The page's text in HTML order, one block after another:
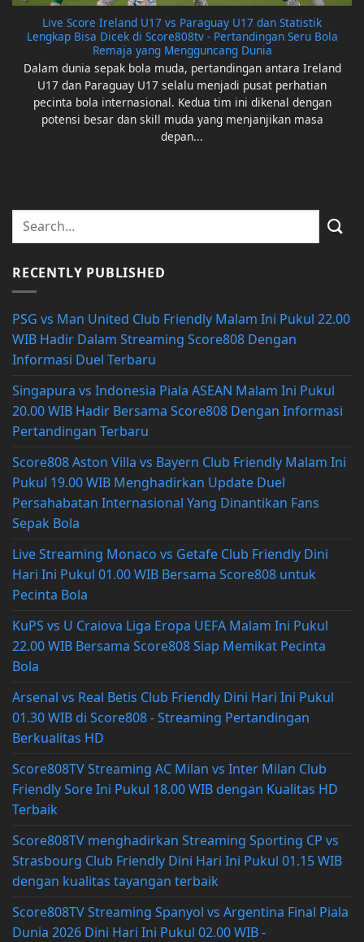
Live Score Ireland U17 vs Paraguay U17 dan Statistik
Lengkap Bisa Dicek di Score808tv - Pertandingan Seru Bola
Remaja yang Mengguncang Dunia
Dalam dunia sepak bola muda, pertandingan antara Ireland
U17 dan Paraguay U17 selalu menjadi pusat perhatian
pecinta bola internasional. Kedua tim ini dikenal dengan
potensi besar dan skill muda yang menjanjikan masa
depan...
RECENTLY PUBLISHED
PSG vs Man United Club Friendly Malam Ini Pukul 22.00
WIB Hadir Dalam Streaming Score808 Dengan
Informasi Duel Terbaru
Singapura vs Indonesia Piala ASEAN Malam Ini Pukul
20.00 WIB Hadir Bersama Score808 Dengan Informasi
Pertandingan Terbaru
Score808 Aston Villa vs Bayern Club Friendly Malam Ini
Pukul 19.00 WIB Menghadirkan Update Duel
Persahabatan Internasional Yang Dinantikan Fans
Sepak Bola
Live Streaming Monaco vs Getafe Club Friendly Dini
Hari Ini Pukul 01.00 WIB Bersama Score808 untuk
Pecinta Bola
KuPS vs U Craiova Liga Eropa UEFA Malam Ini Pukul
22.00 WIB Bersama Score808 Siap Memikat Pecinta
Bola
Arsenal vs Real Betis Club Friendly Dini Hari Ini Pukul
01.30 WIB di Score808 - Streaming Pertandingan
Berkualitas HD
Score808TV Streaming AC Milan vs Inter Milan Club
Friendly Sore Ini Pukul 18.00 WIB dengan Kualitas HD
Terbaik
Score808TV menghadirkan Streaming Sporting CP vs
Strasbourg Club Friendly Dini Hari Ini Pukul 01.15 WIB
dengan kualitas tayangan terbaik
Score808TV Streaming Spanyol vs Argentina Final Piala
Dunia 2026 Dini Hari Ini Pukul 02.00 WIB -